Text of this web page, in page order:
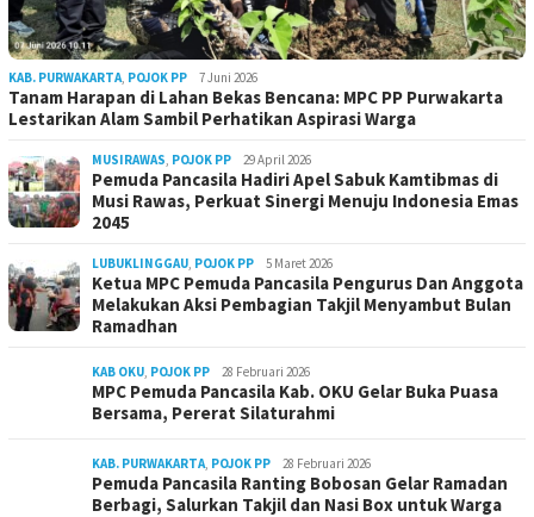
KAB. PURWAKARTA, POJOK PP 7 Juni 2026
Tanam Harapan di Lahan Bekas Bencana: MPC PP Purwakarta
Lestarikan Alam Sambil Perhatikan Aspirasi Warga
MUSIRAWAS, POJOK PP 29 April 2026
Pemuda Pancasila Hadiri Apel Sabuk Kamtibmas di
Musi Rawas, Perkuat Sinergi Menuju Indonesia Emas
2045
LUBUKLINGGAU, POJOK PP 5 Maret 2026
Ketua MPC Pemuda Pancasila Pengurus Dan Anggota
Melakukan Aksi Pembagian Takjil Menyambut Bulan
Ramadhan
KAB OKU, POJOK PP 28 Februari 2026
MPC Pemuda Pancasila Kab. OKU Gelar Buka Puasa
Bersama, Pererat Silaturahmi
KAB. PURWAKARTA, POJOK PP 28 Februari 2026
Pemuda Pancasila Ranting Bobosan Gelar Ramadan
Berbagi, Salurkan Takjil dan Nasi Box untuk Warga